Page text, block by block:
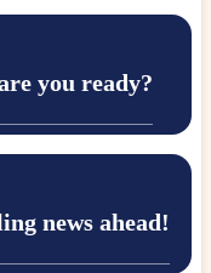
you ready?
news ahead!